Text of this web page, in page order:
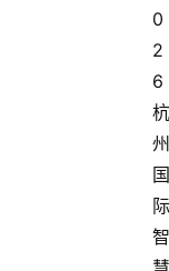
0
2
6
杭
州
国
际
智